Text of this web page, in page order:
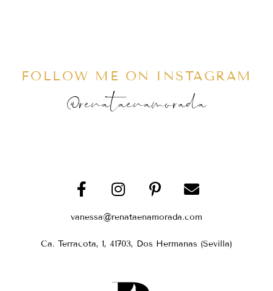
FOLLOW ME ON INSTAGRAM
@renataenamorada
vanessa@renataenamorada.com
Ca. Terracota, 1, 41703, Dos Hermanas (Sevilla)